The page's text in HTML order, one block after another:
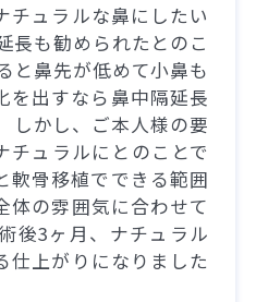
チュラルな鼻にしたい
長も勧められたとのこ
と鼻先が低めて小鼻も
を出すなら鼻中隔延長
しかし、ご本人様の要
チュラルにとのことで
軟骨移植でできる範囲
体の雰囲気に合わせて
後3ヶ月、ナチュラル
仕上がりになりました